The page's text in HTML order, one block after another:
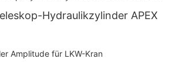
Hydraulikzylinder APEX